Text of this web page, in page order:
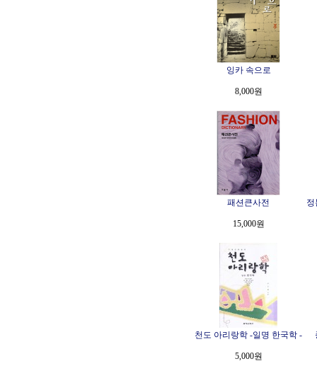
잉카 속으로
8,000원
패션큰사전
15,000원
정
천도 아리랑학 -일명 한국학 -
5,000원